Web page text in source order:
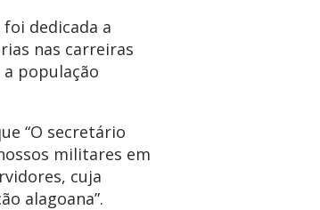
foi dedicada a
nas carreiras
população
“O secretário
militares em
cuja
alagoana”.